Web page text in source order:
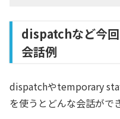
dispatchなど今
会話例
dispatchやtemporary
を使うとどんな会話がで